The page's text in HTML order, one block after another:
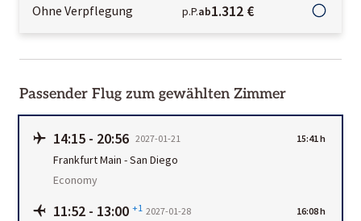
Ohne Verpflegung p.P.ab1.312 €
Passender Flug zum gewählten Zimmer
14:15 - 20:56 2027-01-21 15:41 h
Frankfurt Main -San Diego
Economy
11:52 - 13:00 +1 2027-01-28 16:08 h